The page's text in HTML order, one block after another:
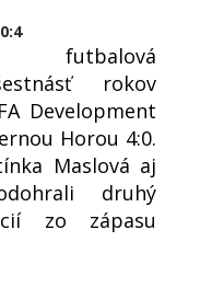
futbalová
rokov
Development
Horou 4:0.
Maslová aj
druhý
zo zápasu